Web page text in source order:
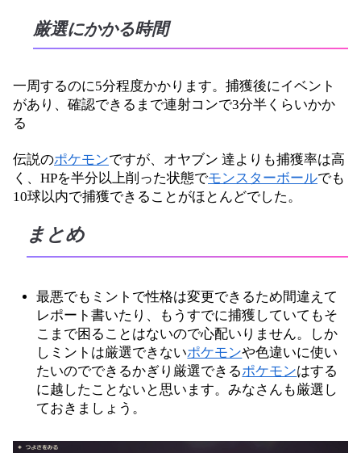
厳選にかかる時間
一周するのに5分程度かかります。捕獲後にイベント
があり、確認できるまで連射コンで3分半くらいかか
る
伝説のポケモンですが、オヤブン 達よりも捕獲率は高
く、HPを半分以上削った状態でモンスターボールでも
10球以内で捕獲できることがほとんどでした。
まとめ
最悪でもミントで性格は変更できるため間違えて
レポート書いたり、もうすでに捕獲していてもそ
こまで困ることはないので心配いりません。しか
しミントは厳選できないポケモンや色違いに使い
たいのでできるかぎり厳選できるポケモンはする
に越したことないと思います。みなさんも厳選し
ておきましょう。